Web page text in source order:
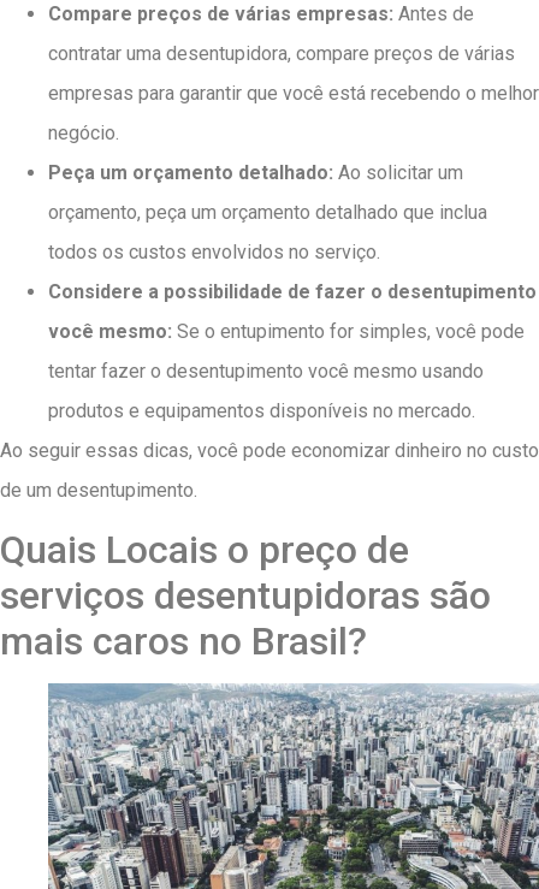
Compare preços de várias empresas: Antes de
contratar uma desentupidora, compare preços de várias
empresas para garantir que você está recebendo o melhor
negócio.
Peça um orçamento detalhado: Ao solicitar um
orçamento, peça um orçamento detalhado que inclua
todos os custos envolvidos no serviço.
Considere a possibilidade de fazer o desentupimento
você mesmo: Se o entupimento for simples, você pode
tentar fazer o desentupimento você mesmo usando
produtos e equipamentos disponíveis no mercado.
Ao seguir essas dicas, você pode economizar dinheiro no custo
de um desentupimento.
Quais Locais o preço de
serviços desentupidoras são
mais caros no Brasil?